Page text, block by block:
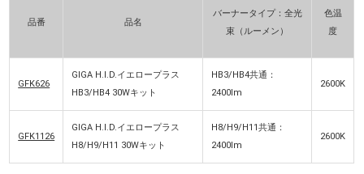
品番 品名
バーナータイプ：全光
束（ルーメン）
色温
度
GFK626
GIGA H.I.D.イエロープラス
HB3/HB4 30Wキット
HB3/HB4共通：
2400lm
2600K
GFK1126
GIGA H.I.D.イエロープラス
H8/H9/H11 30Wキット
H8/H9/H11共通：
2400lm
2600K